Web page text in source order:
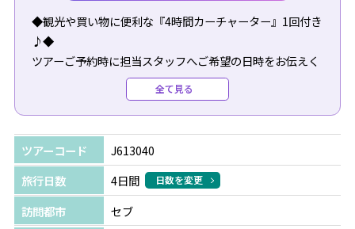
◆観光や買い物に便利な『4時間カーチャーター』1回付き
♪◆
ツアーご予約時に担当スタッフへご希望の日時をお伝えく
※カーチャーターは1組につき1台となります（英語ドライ
バー）
※追加代金10,000円で日本語ガイドが付けられます。
*＊☆【無料特典】TSJオリジナルセブ島最終日ツアー☆＊
*
ホテルチェックアウト後から深夜のフライト時間まで、
全て見る
ツアーコード
J613040
旅行日数
4日間 日数を変更
訪問都市
セブ